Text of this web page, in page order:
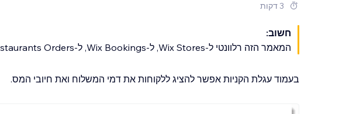
3 דקות
חשוב:
המאמר הזה רלוונטי ל-Wix Stores, ל-Wix Bookings, ל-Wix Restaurants Orders.
בעמוד עגלת הקניות אפשר להציג ללקוחות את דמי המשלוח ואת חיובי המס.